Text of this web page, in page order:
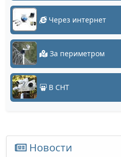
Через интернет
За периметром
В СНТ
Новости